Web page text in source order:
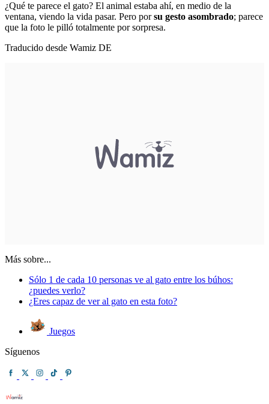
¿Qué te parece el gato? El animal estaba ahí, en medio de la
ventana, viendo la vida pasar. Pero porsu gesto asombrado; parece
que la foto le pilló totalmente por sorpresa.
Traducido desde Wamiz DE
Más sobre...
Sólo 1 de cada 10 personas ve al gato entre los búhos:
¿puedes verlo?
¿Eres capaz de ver al gato en esta foto?
Juegos
Síguenos